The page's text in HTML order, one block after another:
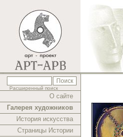
Расширенный поиск
О сайте
Галерея художников
История искусства
Страницы Истории